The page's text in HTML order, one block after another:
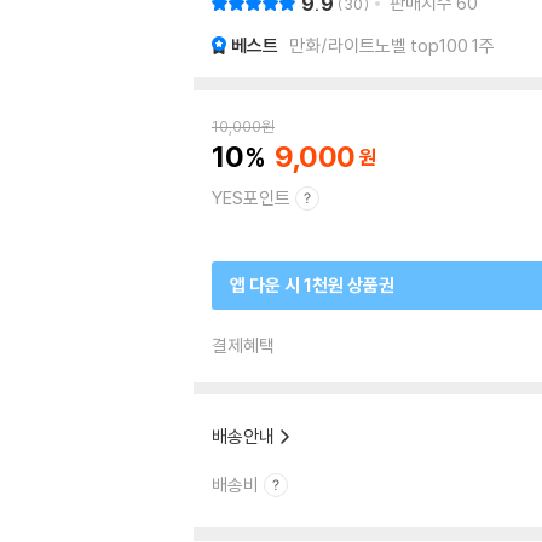
베스트 만화/라이트노벨 top100 1주
10,000원
10 9,000
YES포인트
앱 다운 시 1천원 상품권
결제혜택
배송안내
배송비